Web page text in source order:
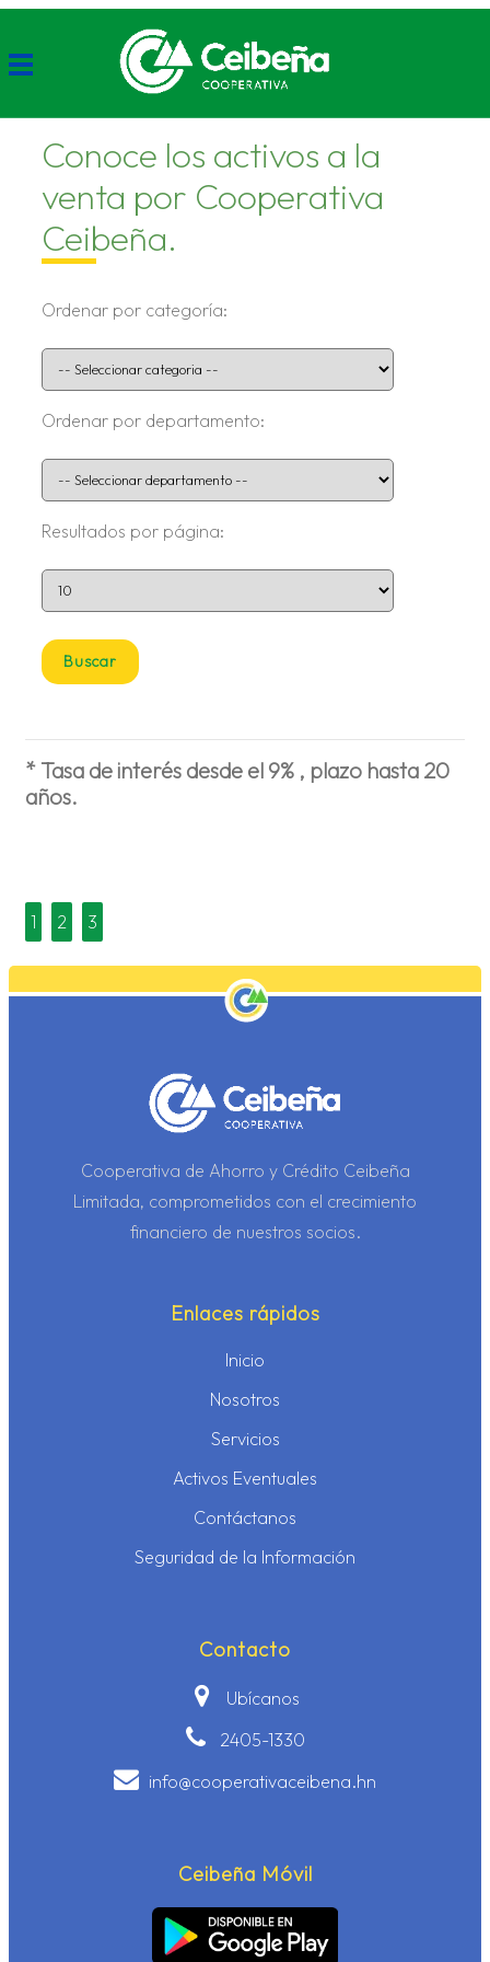
Conoce los activos a la
venta por Cooperativa
Ceibeña.
Ordenar por categoría:
Ordenar por departamento:
Resultados por página:
* Tasa de interés desde el 9% , plazo hasta 20
años.
1 2 3
Cooperativa de Ahorro y Crédito Ceibeña
Limitada, comprometidos con el crecimiento
financiero de nuestros socios.
Enlaces rápidos
Inicio
Nosotros
Servicios
Activos Eventuales
Contáctanos
Seguridad de la Información
Contacto
Ubícanos
2405-1330
info@cooperativaceibena.hn
Ceibeña Móvil